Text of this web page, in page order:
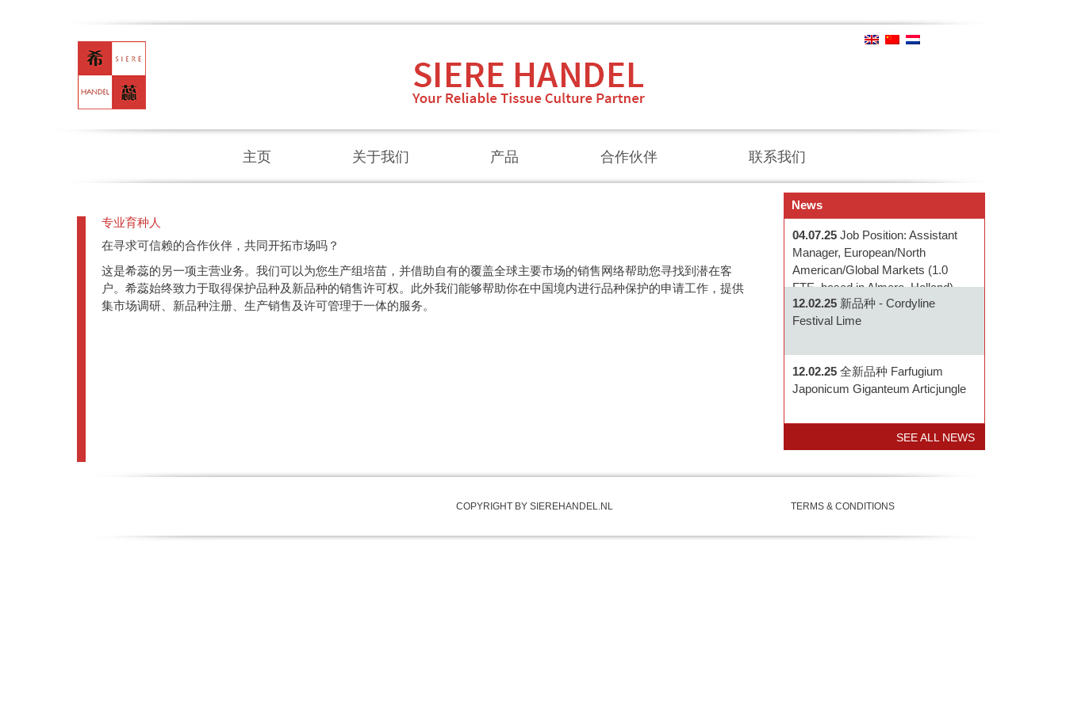
主页 关于我们 产品 合作伙伴 联系我们
专业育种人
在寻求可信赖的合作伙伴，共同开拓市场吗？
这是希蕊的另一项主营业务。我们可以为您生产组培苗，并借助自有的覆盖全球主要市场的销售网络帮助您寻找到潜在客
户。希蕊始终致力于取得保护品种及新品种的销售许可权。此外我们能够帮助你在中国境内进行品种保护的申请工作，提供
集市场调研、新品种注册、生产销售及许可管理于一体的服务。
News
04.07.25 Job Position: Assistant
Manager, European/North
American/Global Markets (1.0
FTE, based in Almere, Holland)
12.02.25 新品种 - Cordyline
Festival Lime
12.02.25 全新品种 Farfugium
Japonicum Giganteum Articjungle
SEE ALL NEWS
COPYRIGHT BY SIEREHANDEL.NL TERMS & CONDITIONS